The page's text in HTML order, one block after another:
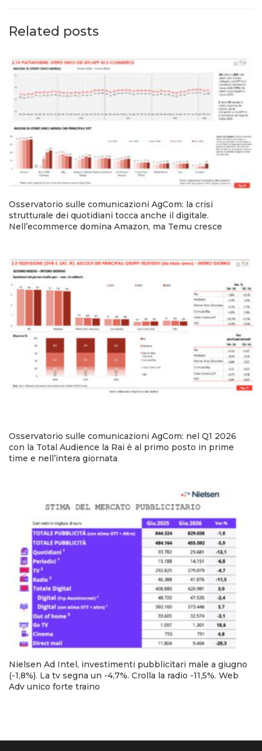
Related posts
Osservatorio sulle comunicazioni AgCom: la crisi
strutturale dei quotidiani tocca anche il digitale.
Nell’ecommerce domina Amazon, ma Temu cresce
Osservatorio sulle comunicazioni AgCom: nel Q1 2026
con la Total Audience la Rai è al primo posto in prime
time e nell’intera giornata
Nielsen Ad Intel, investimenti pubblicitari male a giugno
(-1,8%). La tv segna un -4,7%. Crolla la radio -11,5%. Web
Adv unico forte traino